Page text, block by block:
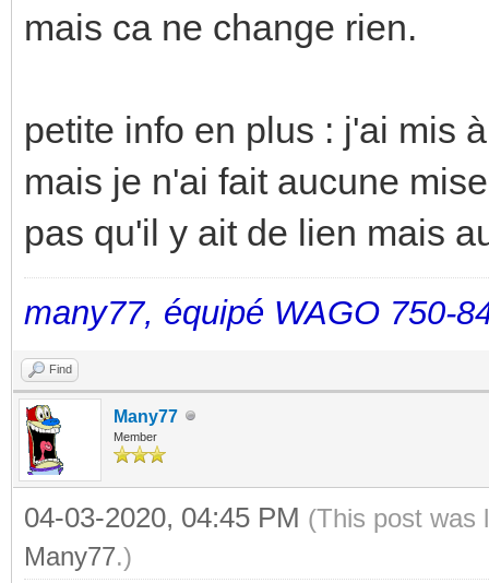
mais ca ne change rien.
petite info en plus : j'ai mis
mais je n'ai fait aucune
pas qu'il y ait de lien mais
many77, équipé WAGO 750-
Find
Many77
Member
04-03-2020, 04:45 PM (This post was
Many77.)